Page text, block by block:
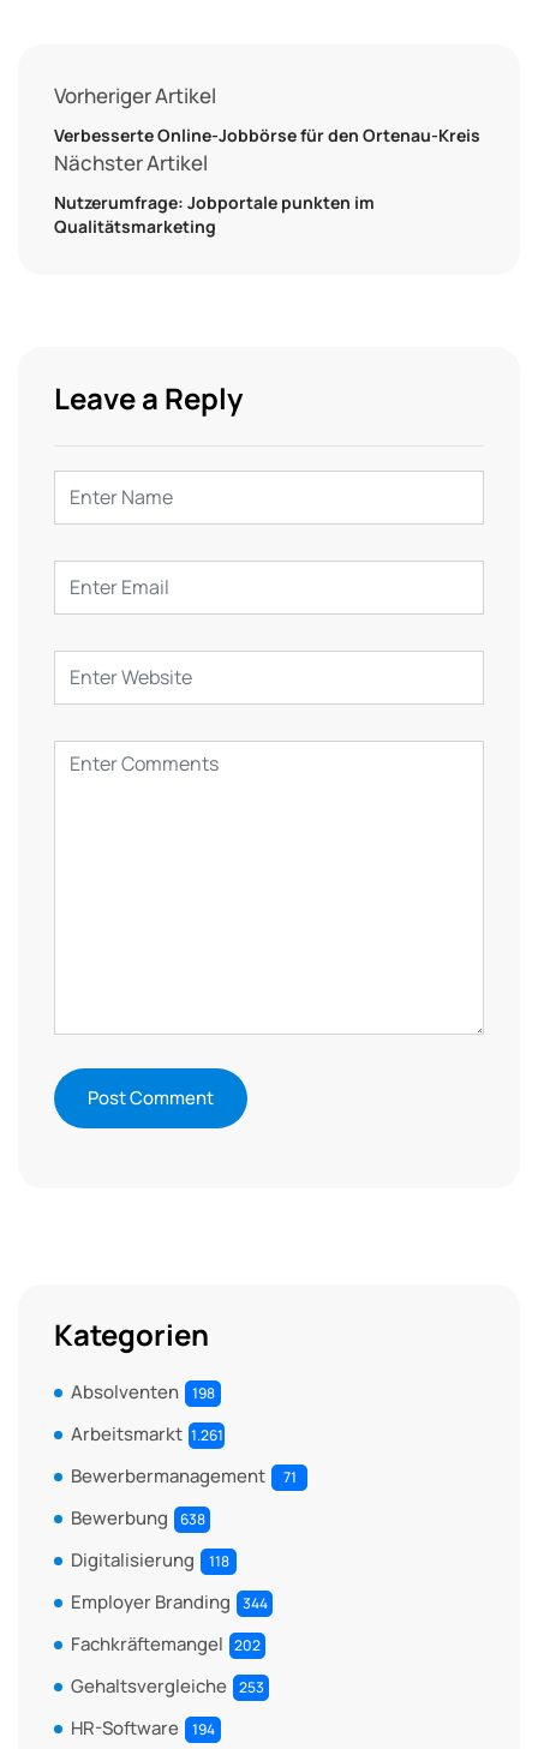
Vorheriger Artikel
Verbesserte Online-Jobbörse für den Ortenau-Kreis
Nächster Artikel
Nutzerumfrage: Jobportale punkten im
Qualitätsmarketing
Leave a Reply
Kategorien
Absolventen 198
Arbeitsmarkt 1.261
Bewerbermanagement 71
Bewerbung 638
Digitalisierung 118
Employer Branding 344
Fachkräftemangel 202
Gehaltsvergleiche 253
HR-Software 194